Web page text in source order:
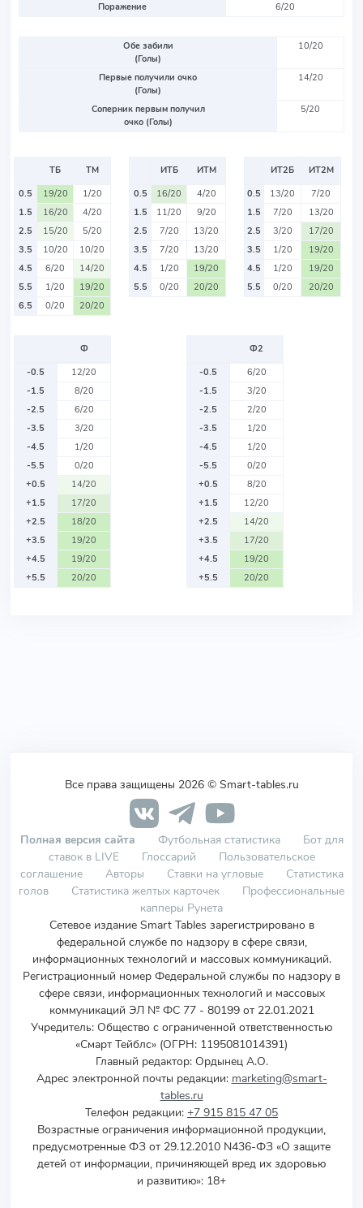
Поражение
6/20
Обе забили
(Голы)
10/20
Первые получили очко
(Голы)
14/20
Соперник первым получил
очко (Голы)
5/20
ТБ
ТМ
0.5
19/20
1/20
1.5
16/20
4/20
2.5
15/20
5/20
3.5
10/20
10/20
4.5
6/20
14/20
5.5
1/20
19/20
6.5
0/20 20/20
ИТБ
ИТМ
0.5
16/20
4/20
1.5
11/20
9/20
2.5
7/20
13/20
3.5
7/20
13/20
4.5
1/20
19/20
5.5
0/20 20/20
ИТ2Б
ИТ2М
0.5
13/20
7/20
1.5
7/20
13/20
2.5
3/20
17/20
3.5
1/20
19/20
4.5
1/20
19/20
5.5
0/20 20/20
Ф
-0.5
12/20
-1.5
8/20
-2.5
6/20
-3.5
3/20
-4.5
1/20
-5.5
0/20
+0.5
14/20
+1.5
17/20
+2.5
18/20
+3.5
19/20
+4.5
19/20
+5.5
20/20
Ф2
-0.5
6/20
-1.5
3/20
-2.5
2/20
-3.5
1/20
-4.5
1/20
-5.5
0/20
+0.5
8/20
+1.5
12/20
+2.5
14/20
+3.5
17/20
+4.5
19/20
+5.5
20/20
Все права защищены 2026 © Smart-tables.ru
Полная версия сайта Футбольная статистика
Бот для
ставок в LIVE
Глоссарий
Пользовательское
соглашение
Авторы Ставки на угловые
Статистика
голов
Статистика желтых карточек
Профессиональные
капперы Рунета
Сетевое издание Smart Tables зарегистрировано в
федеральной службе по надзору в сфере связи,
информационных технологий и массовых коммуникаций.
Регистрационный номер Федеральной службы по надзору в
сфере связи, информационных технологий и массовых
коммуникаций ЭЛ № ФС 77 - 80199 от 22.01.2021
Учредитель: Общество с ограниченной ответственностью
«Смарт Тейблс» (ОГРН: 1195081014391)
Главный редактор: Ордынец А.О.
Адрес электронной почты редакции: marketing@smart-
tables.ru
Телефон редакции: +7 915 815 47 05
Возрастные ограничения информационной продукции,
предусмотренные ФЗ от 29.12.2010 N436-ФЗ «О защите
детей от информации, причиняющей вред их здоровью
и развитию»: 18+